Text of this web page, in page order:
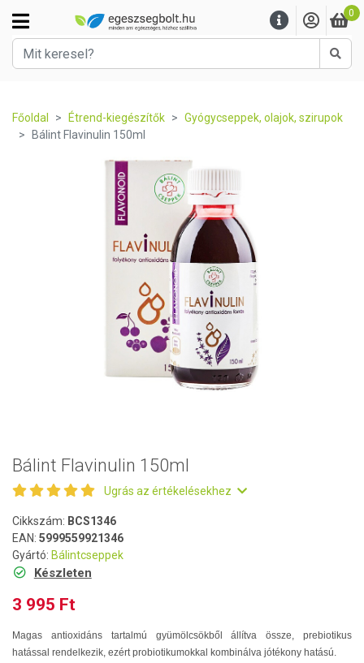
0
Főoldal Étrend-kiegészítők
Gyógycseppek, olajok, szirupok
Bálint Flavinulin 150ml
Bálint Flavinulin 150ml
Ugrás az értékelésekhez
Cikkszám: BCS1346
EAN: 5999559921346
Gyártó: Bálintcseppek
Készleten
3 995 Ft
Magas antioxidáns tartalmú gyümölcsökből állítva össze, prebiotikus
hatással rendelkezik, ezért probiotikumokkal kombinálva jótékony hatású.